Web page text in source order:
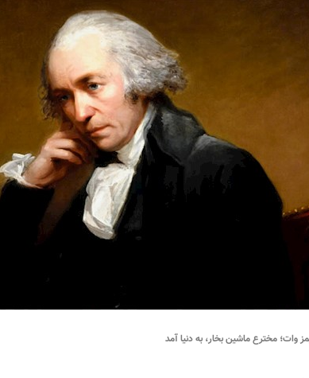
وات؛ مخترع ماشین بخار، به دنیا آمد